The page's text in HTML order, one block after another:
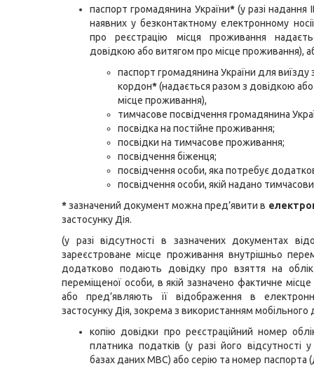
паспорт громадянина України*(у разі надання
наявних у безконтактному електронному
про реєстрацію місця проживання
довідкою або витягом про місце проживання),
паспорт громадянина України для виїзду
кордон*(надається разом з довідкою
місце проживання),
тимчасове посвідчення громадянина
посвідка на постійне проживання;
посвідки на тимчасове проживання;
посвідчення біженця;
посвідчення особи, яка потребує
посвідчення особи, якій надано
*зазначений документ можна пред’явити в
застосунку Дія.
(у разі відсутності в зазначених документах
зареєстроване місце проживання внутрішньо
додатково подають довідку про взяття на
переміщеної особи, в якій зазначено фактичне
або пред’являють її відображення в
застосунку Дія, зокрема з використанням мобільного
копію довідки про реєстраційний номер
платника податків (у разі його відсутності у
базах даних МВС) або серію та номер паспорта